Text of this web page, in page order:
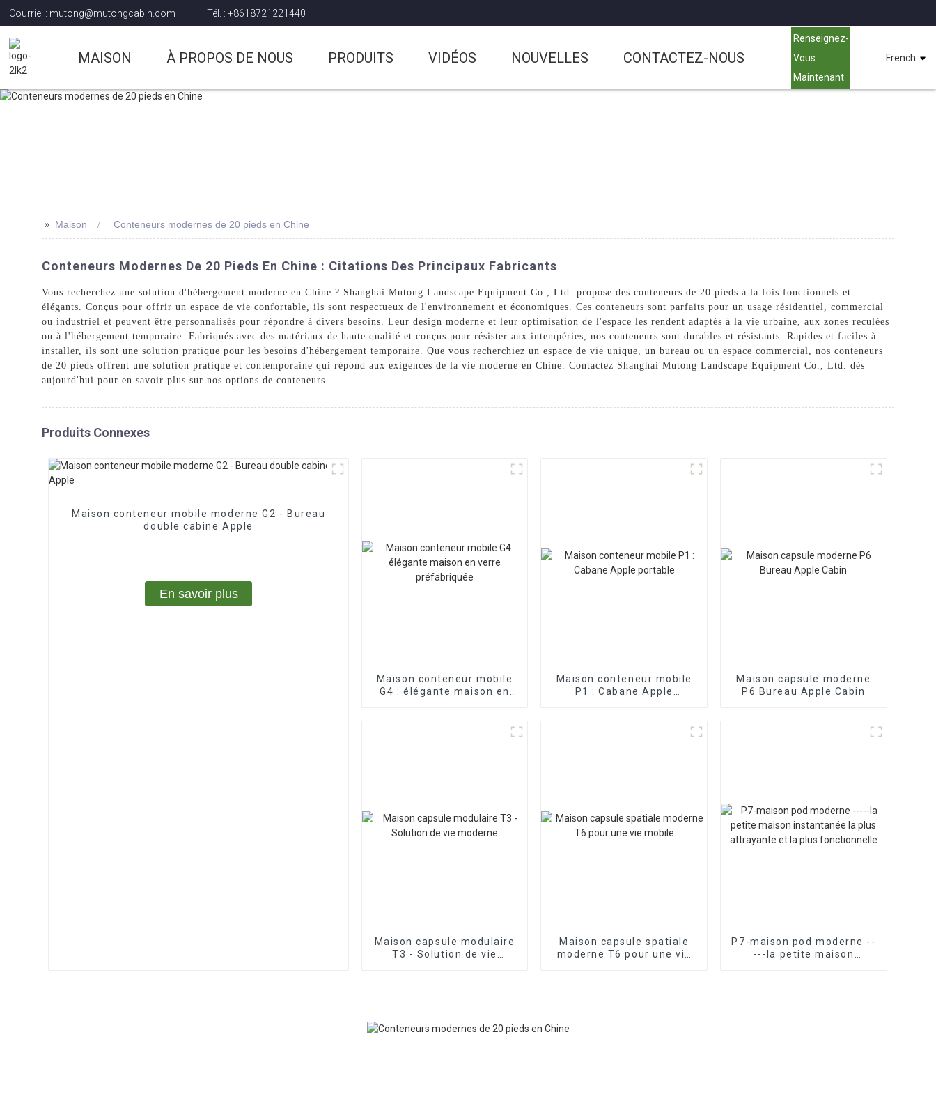
Courriel : mutong@mutongcabin.com Tél. : +8618721221440
MAISON À PROPOS DE NOUS PRODUITS VIDÉOS NOUVELLES CONTACTEZ-NOUS
Renseignez-
Vous
Maintenant
French
>> Maison Conteneurs modernes de 20 pieds en Chine
Conteneurs Modernes De 20 Pieds En Chine : Citations Des Principaux Fabricants
Vous recherchez une solution d'hébergement moderne en Chine ? Shanghai Mutong Landscape Equipment Co., Ltd. propose des conteneurs de 20 pieds à la fois fonctionnels et
élégants. Conçus pour offrir un espace de vie confortable, ils sont respectueux de l'environnement et économiques. Ces conteneurs sont parfaits pour un usage résidentiel, commercial
ou industriel et peuvent être personnalisés pour répondre à divers besoins. Leur design moderne et leur optimisation de l'espace les rendent adaptés à la vie urbaine, aux zones reculées
ou à l'hébergement temporaire. Fabriqués avec des matériaux de haute qualité et conçus pour résister aux intempéries, nos conteneurs sont durables et résistants. Rapides et faciles à
installer, ils sont une solution pratique pour les besoins d'hébergement temporaire. Que vous recherchiez un espace de vie unique, un bureau ou un espace commercial, nos conteneurs
de 20 pieds offrent une solution pratique et contemporaine qui répond aux exigences de la vie moderne en Chine. Contactez Shanghai Mutong Landscape Equipment Co., Ltd. dès
aujourd'hui pour en savoir plus sur nos options de conteneurs.
Produits Connexes
Maison conteneur mobile moderne G2 - Bureau
double cabine Apple
En savoir plus
Maison conteneur mobile
G4 : élégante maison en
Maison conteneur mobile
P1 : Cabane Apple
Maison capsule moderne
P6 Bureau Apple Cabin
Maison capsule modulaire
T3 - Solution de vie
Maison capsule spatiale
moderne T6 pour une vie
P7-maison pod moderne --
---la petite maison